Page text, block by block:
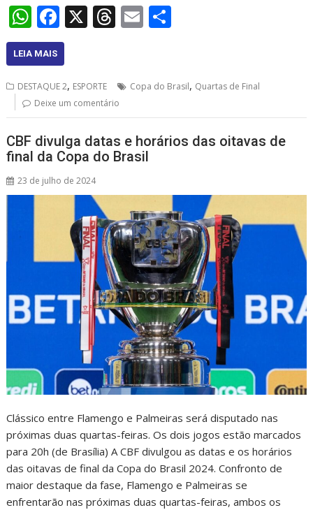
W
h
at
s
A
p
p
F
ac
e
b
o
o
k
X T
a
d
s
E
l e
LEIA MAIS
DESTAQUE 2, ESPORTE Copa do Brasil, Quartas de Final
Deixe um comentário
CBF divulga datas e horários das oitavas de
final da Copa do Brasil
23 de julho de 2024
Clássico entre Flamengo e Palmeiras será disputado nas
próximas duas quartas-feiras. Os dois jogos estão marcados
para 20h (de Brasília) A CBF divulgou as datas e os horários
das oitavas de final da Copa do Brasil 2024. Confronto de
maior destaque da fase, Flamengo e Palmeiras se
enfrentarão nas próximas duas quartas-feiras, ambos os